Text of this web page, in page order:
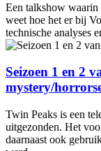
Een talkshow
weet hoe het er bij
technische analyses
Seizoen 1 en 2
mystery/
Twin Peaks is een
uitgezonden. Het
daarnaast ook